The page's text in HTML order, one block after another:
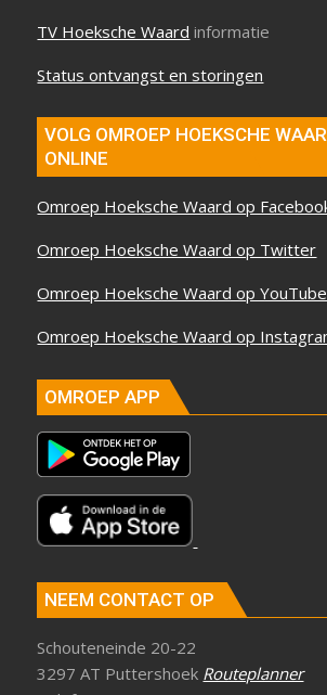
TV Hoeksche Waard informatie
Status ontvangst en storingen
VOLG OMROEP HOEKSCHE
ONLINE
Omroep Hoeksche Waard op
Omroep Hoeksche Waard op Twitter
Omroep Hoeksche Waard op YouTube
Omroep Hoeksche Waard op
OMROEP APP
NEEM CONTACT OP
Schouteneinde 20-22
3297 AT Puttershoek Routeplanner